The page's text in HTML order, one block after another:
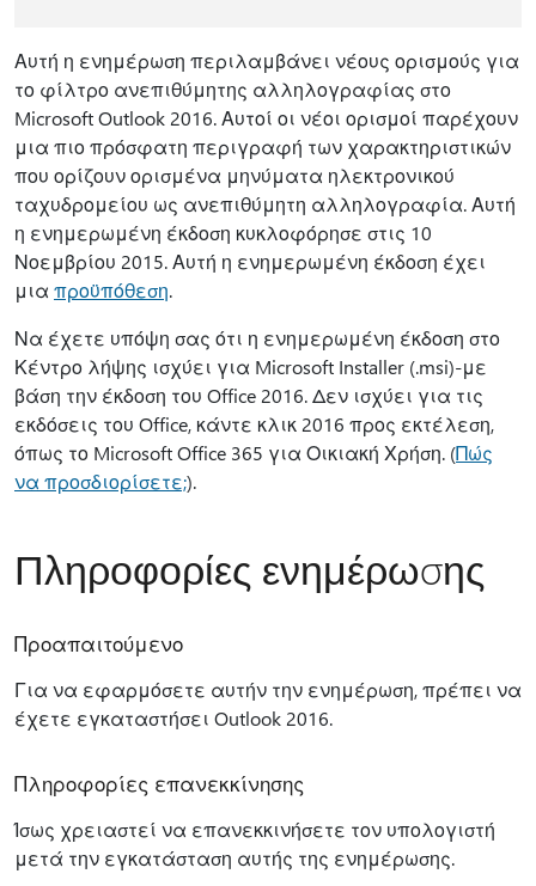
Αυτή η ενημέρωση περιλαμβάνει νέους ορισμούς για
το φίλτρο ανεπιθύμητης αλληλογραφίας στο
Microsoft Outlook 2016. Αυτοί οι νέοι ορισμοί παρέχουν
μια πιο πρόσφατη περιγραφή των χαρακτηριστικών
που ορίζουν ορισμένα μηνύματα ηλεκτρονικού
ταχυδρομείου ως ανεπιθύμητη αλληλογραφία. Αυτή
η ενημερωμένη έκδοση κυκλοφόρησε στις 10
Νοεμβρίου 2015. Αυτή η ενημερωμένη έκδοση έχει
μια προϋπόθεση.
Να έχετε υπόψη σας ότι η ενημερωμένη έκδοση στο
Κέντρο λήψης ισχύει για Microsoft Installer (.msi)-με
βάση την έκδοση του Office 2016. Δεν ισχύει για τις
εκδόσεις του Office, κάντε κλικ 2016 προς εκτέλεση,
όπως το Microsoft Office 365 για Οικιακή Χρήση. (Πώς
να προσδιορίσετε;).
Πληροφορίες ενημέρωσης
Προαπαιτούμενο
Για να εφαρμόσετε αυτήν την ενημέρωση, πρέπει να
έχετε εγκαταστήσει Outlook 2016.
Πληροφορίες επανεκκίνησης
Ίσως χρειαστεί να επανεκκινήσετε τον υπολογιστή
μετά την εγκατάσταση αυτής της ενημέρωσης.